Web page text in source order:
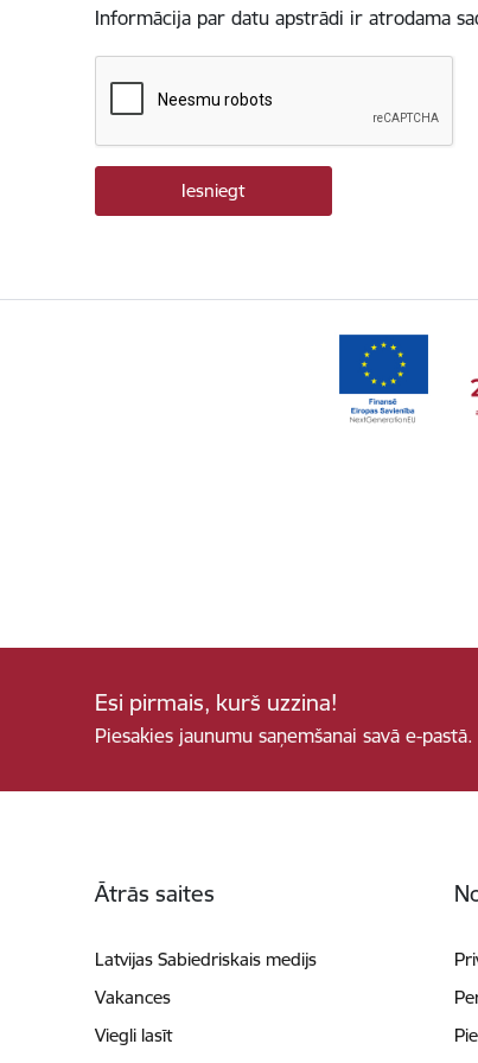
Informācija par datu apstrādi ir atrodama
Esi pirmais, kurš uzzina!
Piesakies jaunumu saņemšanai savā e-pastā.
Ātrās saites
Latvijas Sabiedriskais medijs
Vakances
Viegli lasīt